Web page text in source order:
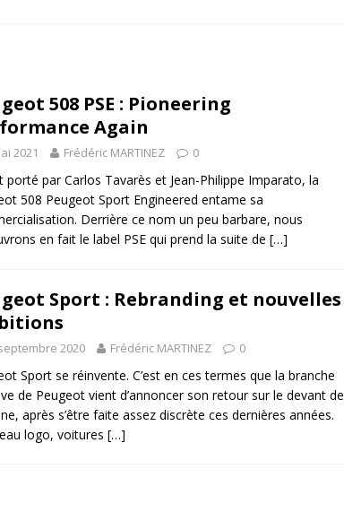
: Honda dévoile un spot publicitaire… confiné!
508 PSE : Pioneering
Again
2021 Frédéric MARTINEZ 0
porté par Carlos Tavarès et Jean-Philippe Imparato, la
508 Peugeot Sport Engineered entame sa
Derrière ce nom un peu barbare, nous
en fait le label PSE qui prend la suite de […]
Sport : Rebranding et nouvelles
2020 Frédéric MARTINEZ 0
Sport se réinvente. C’est en ces termes que la branche
de Peugeot vient d’annoncer son retour sur le devant de
après s’être faite assez discrète ces dernières années.
logo, voitures […]